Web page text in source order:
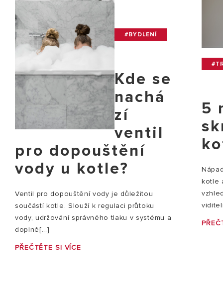
#BYDLENÍ
Kde se
nachá
zí
ventil
pro dopouštění
vody u kotle?
Ventil pro dopouštění vody je důležitou
součástí kotle. Slouží k regulaci průtoku
vody, udržování správného tlaku v systému a
doplně[...]
PŘEČTĚTE SI VÍCE
5
kotle